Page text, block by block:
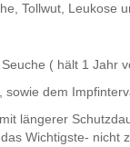
Tollwut, Leukose
( hält 1 Jahr
dem
längerer
Wichtigste- nicht